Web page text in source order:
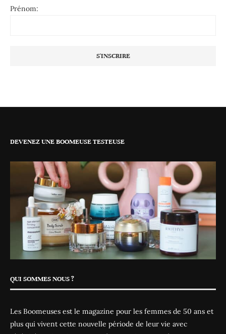
Prénom:
DEVENEZ UNE BOOMEUSE TESTEUSE
QUI SOMMES NOUS ?
Les Boomeuses est le magazine pour les femmes de 50 ans et
plus qui vivent cette nouvelle période de leur vie avec